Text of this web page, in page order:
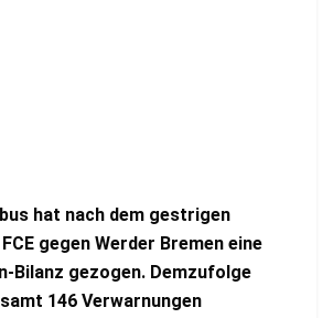
hat nach dem gestrigen
gegen Werder Bremen eine
Bilanz gezogen. Demzufolge
146 Verwarnungen